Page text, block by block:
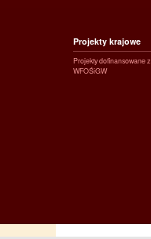
Projekty krajowe
Projekty dofinansowane z
WFOŚiGW